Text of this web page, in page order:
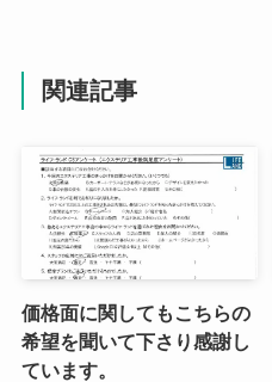
関連記事
価格面に関してもこちらの
希望を聞いて下さり感謝し
ています。